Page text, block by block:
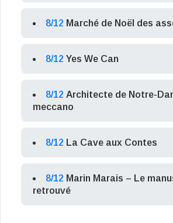
8/12 Marché de Noël des
8/12 Yes We Can
8/12 Architecte de Notre-
meccano
8/12 La Cave aux Contes
8/12 Marin Marais – Le
retrouvé